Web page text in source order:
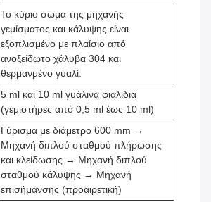
Το κύριο σώμα της μηχανής
γεμίσματος και κάλυψης είναι
εξοπλισμένο με πλαίσιο από
ανοξείδωτο χάλυβα 304 και
θερμανμένο γυαλί.
5 ml και 10 ml γυάλινα φιαλίδια
(γεμιστήρες από 0,5 ml έως 10 ml)
Γύρισμα με διάμετρο 600 mm →
Μηχανή διπλού σταθμού πλήρωσης
και κλείδωσης → Μηχανή διπλού
σταθμού κάλυψης → Μηχανή
επισήμανσης (προαιρετική)